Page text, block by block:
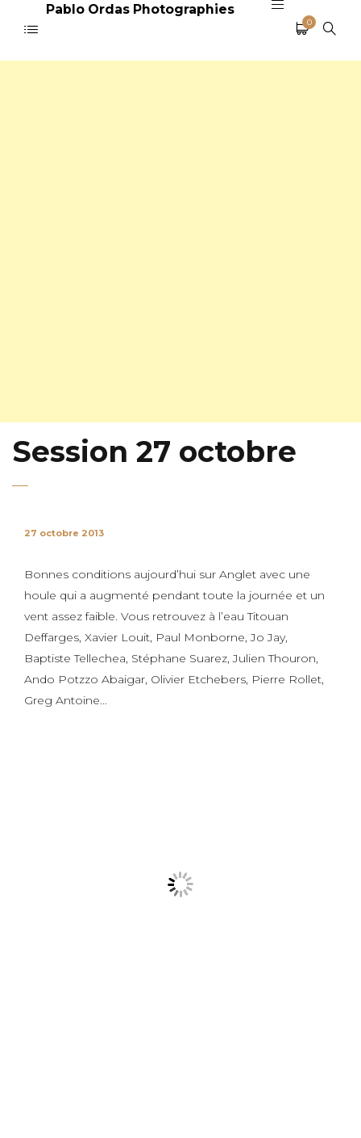
Pablo Ordas Photographies
0
Session 27 octobre
27 octobre 2013
Bonnes conditions aujourd’hui sur Anglet avec une
houle qui a augmenté pendant toute la journée et un
vent assez faible. Vous retrouvez à l’eau Titouan
Deffarges, Xavier Louit, Paul Monborne, Jo Jay,
Baptiste Tellechea, Stéphane Suarez, Julien Thouron,
Ando Potzzo Abaigar, Olivier Etchebers, Pierre Rollet,
Greg Antoine…